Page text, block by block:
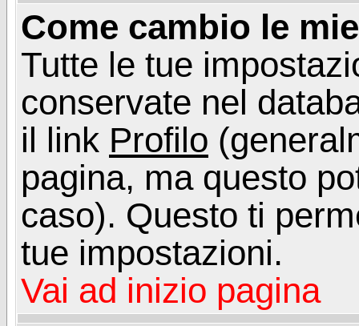
Come cambio le
Tutte le tue
conservate nel
il link Profilo
pagina, ma questo
caso). Questo ti
tue impostazioni.
Vai ad inizio pagina